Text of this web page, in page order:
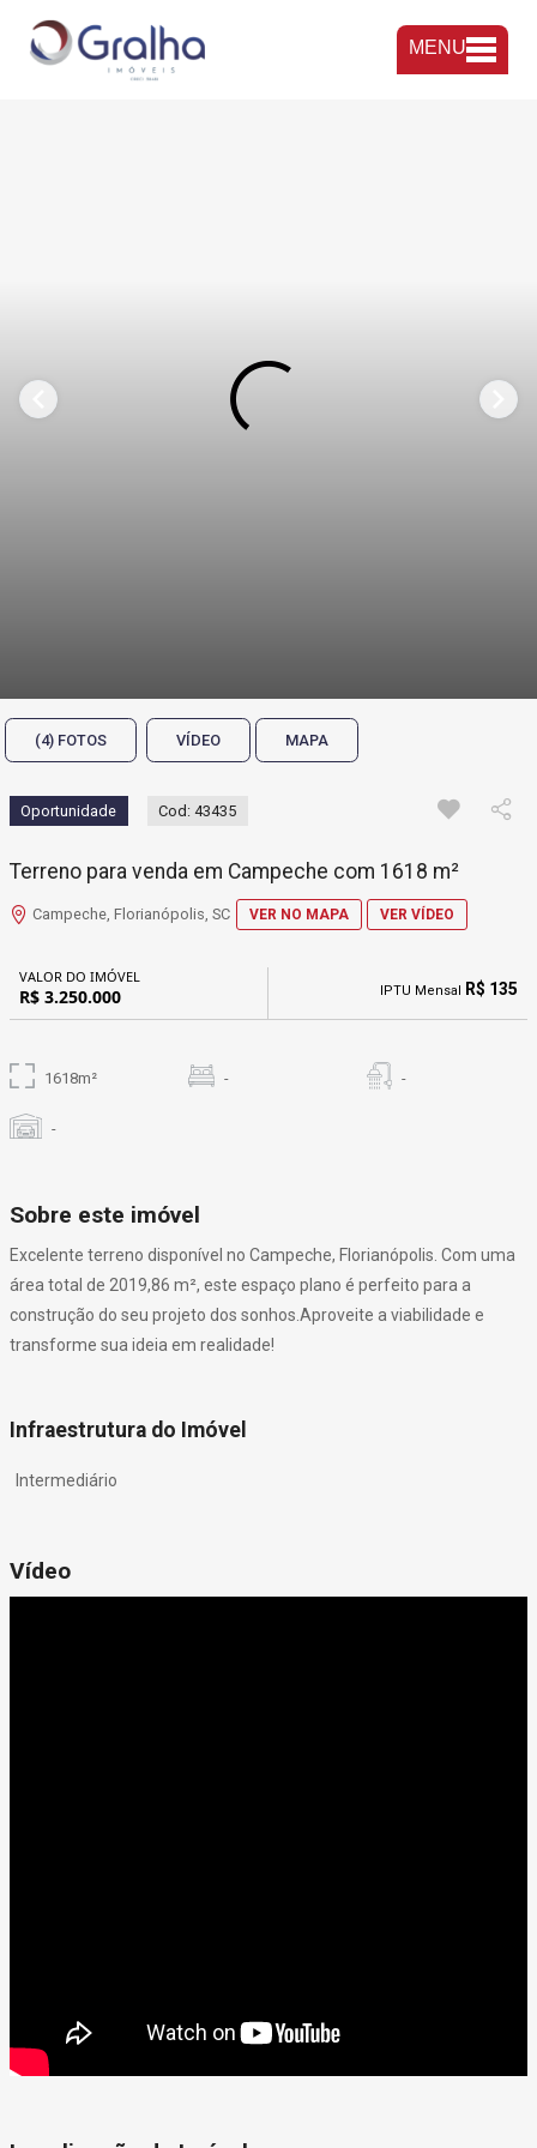
MENU
(4) FOTOS VÍDEO MAPA
Oportunidade Cod: 43435
Terreno para venda em Campeche com 1618 m²
Campeche, Florianópolis, SC VER NO MAPA VER VÍDEO
VALOR DO IMÓVEL
R$ 3.250.000 IPTU Mensal R$ 135
1618m² - -
-
Sobre este imóvel
Excelente terreno disponível no Campeche, Florianópolis. Com uma
área total de 2019,86 m², este espaço plano é perfeito para a
construção do seu projeto dos sonhos.Aproveite a viabilidade e
transforme sua ideia em realidade!
Infraestrutura do Imóvel
Intermediário
Vídeo